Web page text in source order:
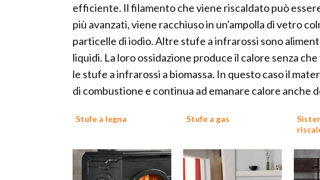
efficiente. Il filamento che viene riscaldato può
più avanzati, viene racchiuso in un'ampolla di vetro
particelle di iodio. Altre stufe a infrarossi sono
liquidi. La loro ossidazione produce il calore senza
le stufe a infrarossi a biomassa. In questo caso il
di combustione e continua ad emanare calore anche
Stufe a legna Stufe a gas